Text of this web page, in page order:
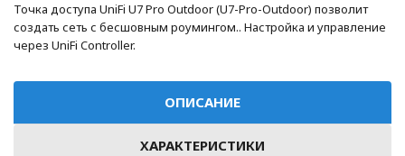
Точка доступа UniFi U7 Pro Outdoor (U7-Pro-Outdoor) позволит
создать сеть с бесшовным роумингом.. Настройка и управление
через UniFi Controller.
ОПИСАНИЕ
ХАРАКТЕРИСТИКИ